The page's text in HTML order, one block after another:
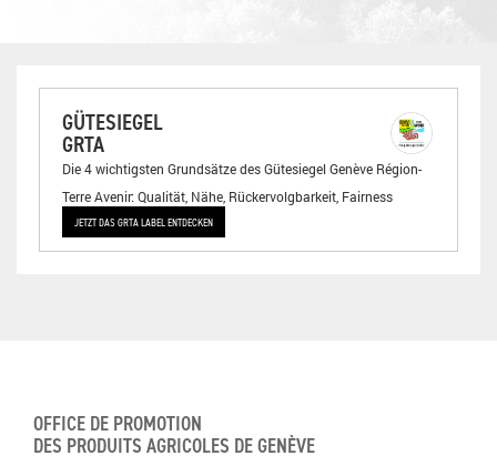
GÜTESIEGEL
GRTA
Die 4 wichtigsten Grundsätze des Gütesiegel Genève Région-
Terre Avenir: Qualität, Nähe, Rückervolgbarkeit, Fairness
JETZT DAS GRTA LABEL ENTDECKEN
OFFICE DE PROMOTION
DES PRODUITS AGRICOLES DE GENÈVE